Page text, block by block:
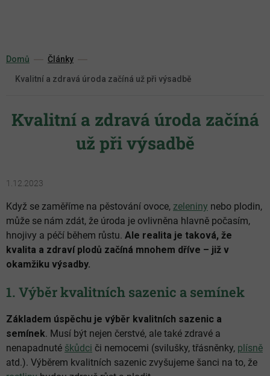
Domů Články
Kvalitní a zdravá úroda začíná už při výsadbě
Kvalitní a zdravá úroda začíná
už při výsadbě
1.12.2023
Když se zaměříme na pěstování ovoce, zeleniny nebo plodin,
může se nám zdát, že úroda je ovlivněna hlavně počasím,
hnojivy a péčí během růstu. Ale realita je taková, že
kvalita a zdraví plodů začíná mnohem dříve – již v
okamžiku výsadby.
1. Výběr kvalitních sazenic a semínek
Základem úspěchu je výběr kvalitních sazenic a
semínek. Musí být nejen čerstvé, ale také zdravé a
nenapadnuté škůdci či nemocemi (svilušky, třásněnky, plísně
atd.). Výběrem kvalitních sazenic zvyšujeme šanci na to, že